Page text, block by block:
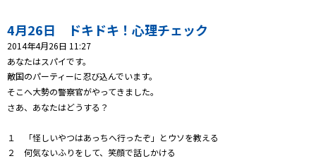
プレゼント
コンテンツ・アプリ
キッズ ケンジュ
ショッピング
4月26日 ドキドキ！心理チェック
2014年4月26日 11:27
あなたはスパイです。
敵国のパーティーに忍び込んでいます。
そこへ大勢の警察官がやってきました。
さあ、あなたはどうする？
１ 「怪しいやつはあっちへ行ったぞ」とウソを教える
２ 何気ないふりをして、笑顔で話しかける